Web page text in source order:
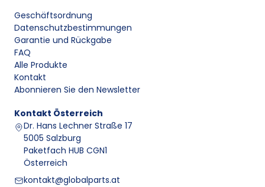
Geschäftsordnung
Datenschutzbestimmungen
Garantie und Rückgabe
FAQ
Alle Produkte
Kontakt
Abonnieren Sie den Newsletter
Kontakt Österreich
Dr. Hans Lechner Straße 17
5005 Salzburg
Paketfach HUB CGN1
Österreich
kontakt@globalparts.at